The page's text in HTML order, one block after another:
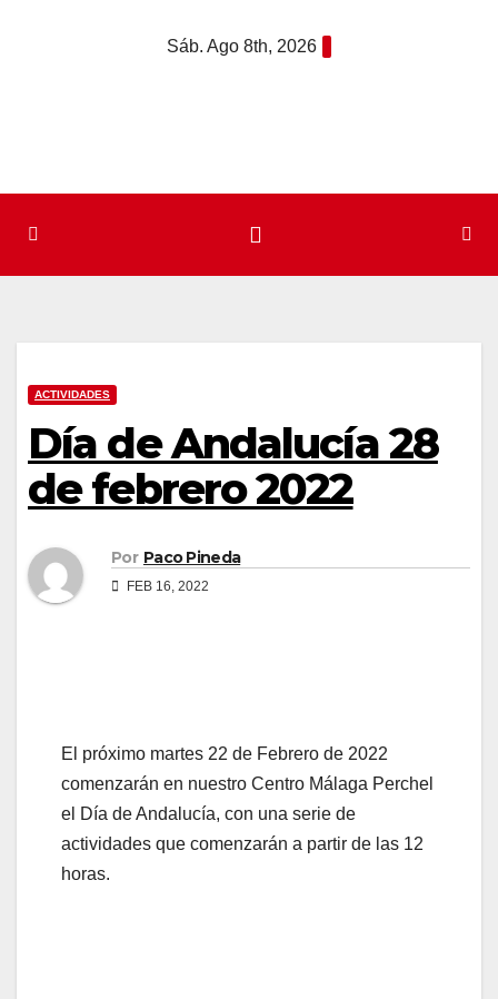
Sáb. Ago 8th, 2026
ACTIVIDADES
Día de Andalucía 28
de febrero 2022
Por Paco Pineda
FEB 16, 2022
El próximo martes 22 de Febrero de 2022
comenzarán en nuestro Centro Málaga Perchel
el Día de Andalucía, con una serie de
actividades que comenzarán a partir de las 12
horas.